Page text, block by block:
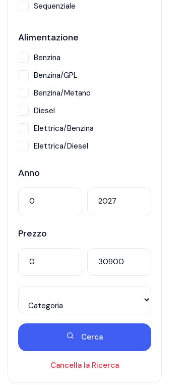
Sequenziale
Alimentazione
Benzina
Benzina/GPL
Benzina/Metano
Diesel
Elettrica/Benzina
Elettrica/Diesel
Anno
Prezzo
Cerca
Cancella la Ricerca